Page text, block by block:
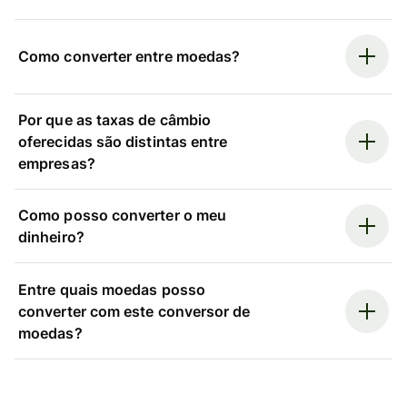
Como converter entre moedas?
Por que as taxas de câmbio
oferecidas são distintas entre
empresas?
Como posso converter o meu
dinheiro?
Entre quais moedas posso
converter com este conversor de
moedas?